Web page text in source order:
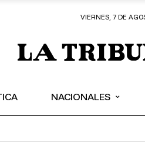
VIERNES, 7 DE
NACIONALES ⌄